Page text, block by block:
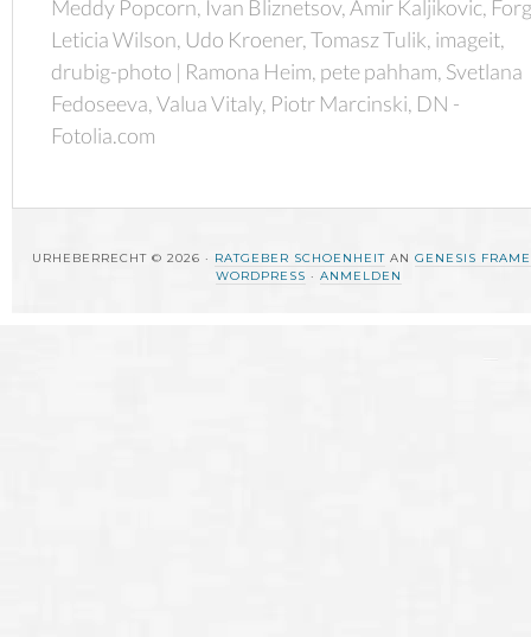
Meddy Popcorn, Ivan Bliznetsov, Amir Kaljikovic,
Leticia Wilson, Udo Kroener, Tomasz Tulik, imageit,
drubig-photo | Ramona Heim, pete pahham, Svetlana
Fedoseeva, Valua Vitaly, Piotr Marcinski, DN -
Fotolia.com
URHEBERRECHT © 2026 · RATGEBER SCHOENHEIT AN GENESIS
WORDPRESS · ANMELDEN